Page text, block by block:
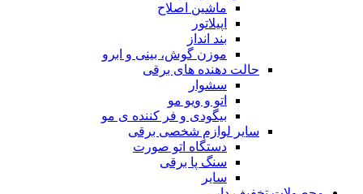
ماشین اصلاح
اپیلاتور
بند انداز
موزن گوش، بینی و ابرو
حالت دهنده های برقی
سشوار
اتو و ویو مو
بیگودی و فر کننده ی مو
سایر لوازم شخصی برقی
دستگاه اتو صورت
سنگ پا برقی
سایر